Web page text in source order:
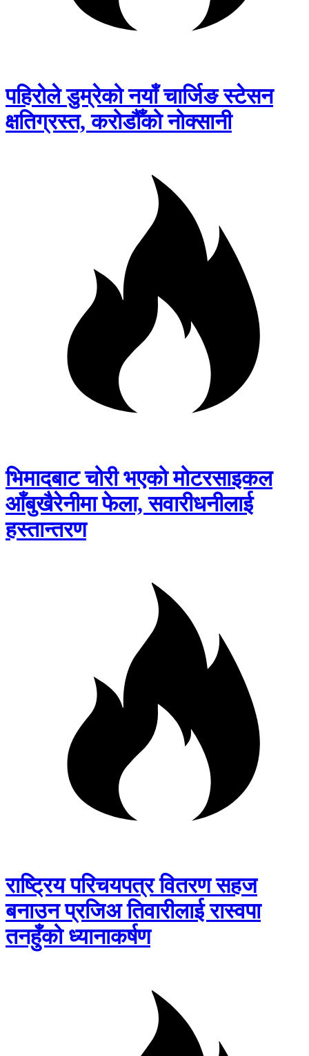
पहिरोले डुम्रेको नयाँ चार्जिङ स्टेसन
क्षतिग्रस्त, करोडौँको नोक्सानी
भिमादबाट चोरी भएको मोटरसाइकल
आँबुखैरेनीमा फेला, सवारीधनीलाई
हस्तान्तरण
राष्ट्रिय परिचयपत्र वितरण सहज
बनाउन प्रजिअ तिवारीलाई रास्वपा
तनहुँको ध्यानाकर्षण